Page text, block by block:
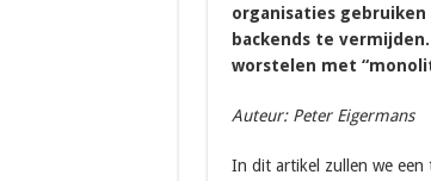
organisaties
backends te
worstelen met
Auteur: Peter Eigermans
In dit artikel zullen we een